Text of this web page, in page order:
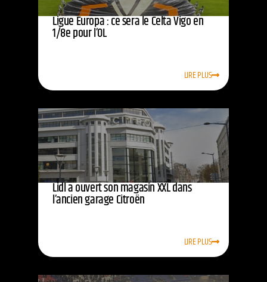
Ligue Europa : ce sera le Celta Vigo en
1/8e pour l’OL
LIRE PLUS
Lidl a ouvert son magasin XXL dans
l’ancien garage Citroën
LIRE PLUS